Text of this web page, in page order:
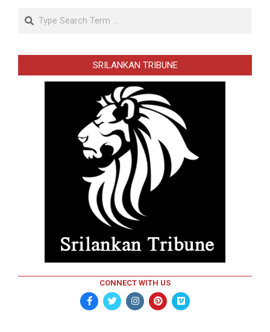
Search
SRILANKAN TRIBUNE
CONNECT WITH US